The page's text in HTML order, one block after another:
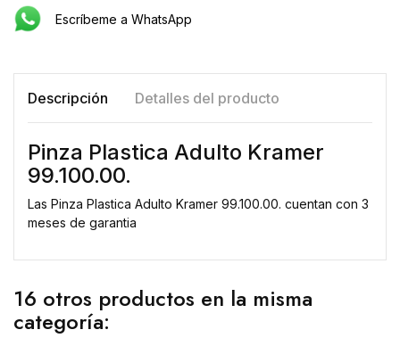
Escríbeme a WhatsApp
Descripción Detalles del producto
Pinza Plastica Adulto Kramer
99.100.00.
Las Pinza Plastica Adulto Kramer 99.100.00. cuentan con 3
meses de garantia
16 otros productos en la misma
categoría: